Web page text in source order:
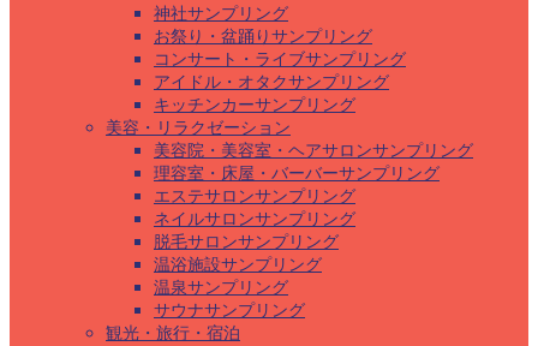
神社サンプリング
お祭り・盆踊りサンプリング
コンサート・ライブサンプリング
アイドル・オタクサンプリング
キッチンカーサンプリング
美容・リラクゼーション
美容院・美容室・ヘアサロンサンプリング
理容室・床屋・バーバーサンプリング
エステサロンサンプリング
ネイルサロンサンプリング
脱毛サロンサンプリング
温浴施設サンプリング
温泉サンプリング
サウナサンプリング
観光・旅行・宿泊